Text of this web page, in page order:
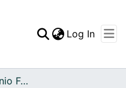
Log In
Archivo del Patrimonio Fotográfico y Fílmico del Valle del Cauca